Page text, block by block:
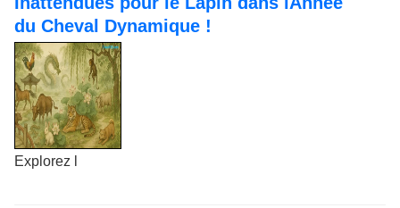
du Cheval Dynamique !
Explorez l